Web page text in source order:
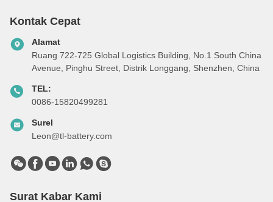
Kontak Cepat
Alamat
Ruang 722-725 Global Logistics Building, No.1 South China
Avenue, Pinghu Street, Distrik Longgang, Shenzhen, China
TEL:
0086-15820499281
Surel
Leon@tl-battery.com
Surat Kabar Kami